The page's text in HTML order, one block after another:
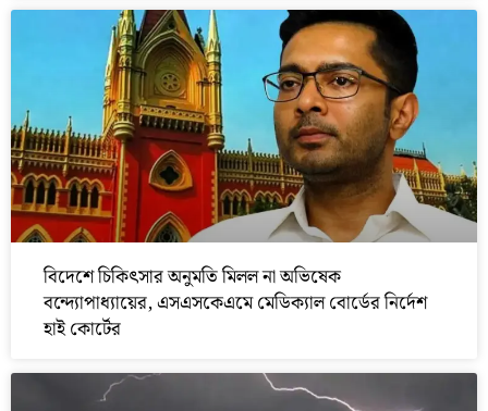
বিদেশে চিকিৎসার অনুমতি মিলল না অভিষেক
বন্দ্যোপাধ্যায়ের, এসএসকেএমে মেডিক্যাল বোর্ডের নির্দেশ
হাই কোর্টের